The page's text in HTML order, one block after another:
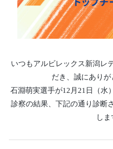
いつもアルビレックス新潟レ
だき、誠にありが
石淵萌実選手が12月21日（水
診察の結果、下記の通り診断
しま